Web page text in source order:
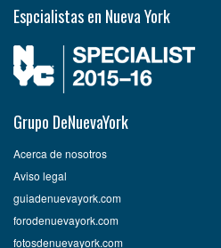
Espcialistas en Nueva York
Grupo DeNuevaYork
Acerca de nosotros
Aviso legal
guiadenuevayork.com
forodenuevayork.com
fotosdenuevayork.com